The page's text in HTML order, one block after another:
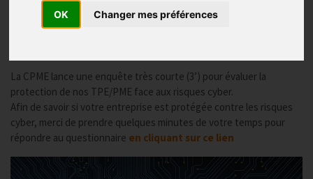
OK Changer mes préférences
Actualités
La CPME lance une enquête très courte (3’) pour évaluer la
protection de nos TPE/PME face aux risques cyber.
Afin de savoir si votre entreprise est protégée contre les risques
cyber, merci de prendre quelques minutes de votre temps pour
répondre au questionnaire en cliquant sur ce lien